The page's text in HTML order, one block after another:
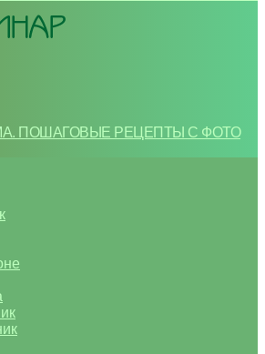
ПОШАГОВЫЕ РЕЦЕПТЫ С ФОТО